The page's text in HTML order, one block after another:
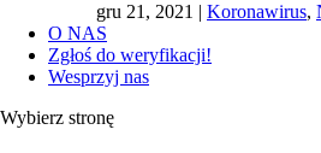
gru 21, 2021 | Koronawirus,
O NAS
Zgłoś do weryfikacji!
Wesprzyj nas
Wybierz stronę